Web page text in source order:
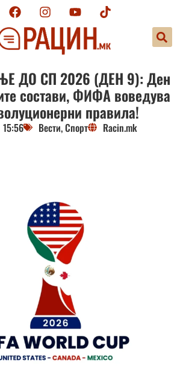
ДО СП 2026 (ДЕН 9): Ден
состави, ФИФА воведува
правила!
15:56 Вести,Спорт Racin.mk